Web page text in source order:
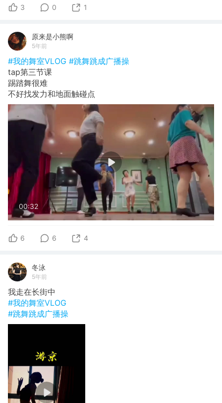
3 0 1
原来是小熊啊
5年前
#我的舞室VLOG #跳舞跳成广播操
tap第三节课
踢踏舞很难
不好找发力和地面触碰点
00:32
6 6 4
冬泳
5年前
我走在长街中
#我的舞室VLOG
#跳舞跳成广播操